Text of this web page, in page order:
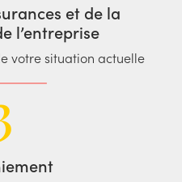
et de la
l’entreprise
votre situation actuelle